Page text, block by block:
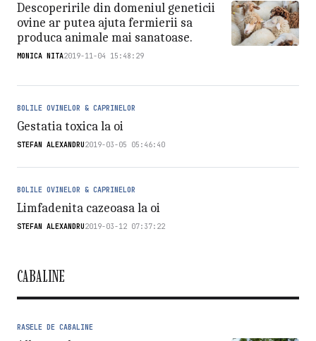
Descoperirile din domeniul geneticii
ovine ar putea ajuta fermierii sa
produca animale mai sanatoase.
MONICA NITA2019-11-04 15:48:29
BOLILE OVINELOR & CAPRINELOR
Gestatia toxica la oi
STEFAN ALEXANDRU2019-03-05 05:46:40
BOLILE OVINELOR & CAPRINELOR
Limfadenita cazeoasa la oi
STEFAN ALEXANDRU2019-03-12 07:37:22
CABALINE
RASELE DE CABALINE